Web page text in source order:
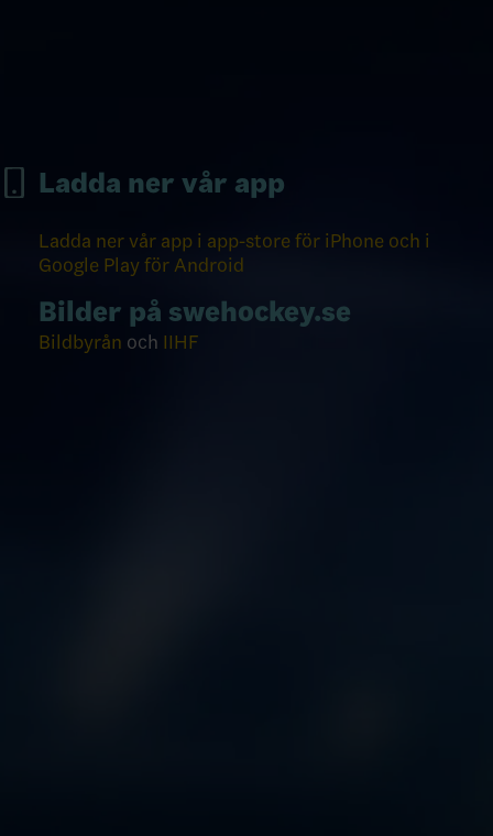
Ladda ner vår app
Ladda ner vår app i app-store för iPhone och i
Google Play för Android
Bilder på swehockey.se
Bildbyrån och IIHF